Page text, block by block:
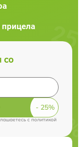
прицела
со
cполитикой